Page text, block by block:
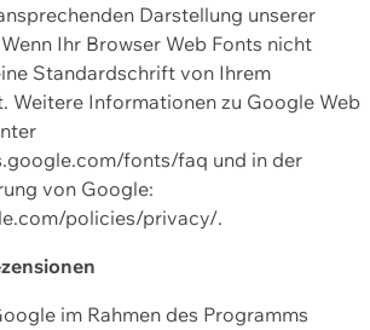
Darstellung unserer
Ihr Browser Web Fonts nicht
Standardschrift von Ihrem
Weitere Informationen zu Google Web
fonts/faq und in der
von Google:
policies/privacy/.
im Rahmen des Programms